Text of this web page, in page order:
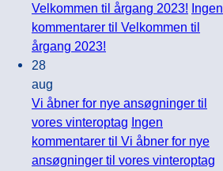
Velkommen til årgang 2023! Ingen
kommentarer til Velkommen til
årgang 2023!
28
aug
Vi åbner for nye ansøgninger til
vores vinteroptag Ingen
kommentarer til Vi åbner for nye
ansøgninger til vores vinteroptag